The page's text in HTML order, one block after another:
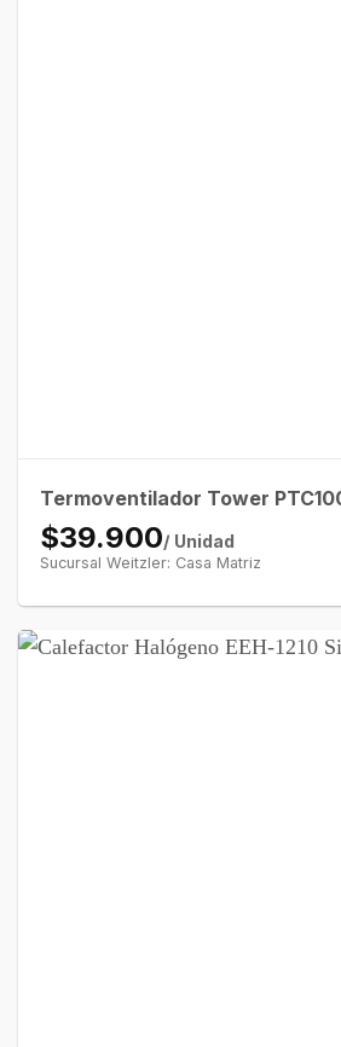
Termoventilador Tower
$39.900/ Unidad
Sucursal Weitzler: Casa Matriz